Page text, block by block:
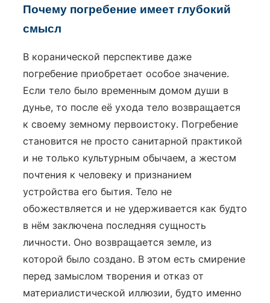
Почему погребение имеет глубокий
смысл
В коранической перспективе даже
погребение приобретает особое значение.
Если тело было временным домом души в
дунье, то после её ухода тело возвращается
к своему земному первоистоку. Погребение
становится не просто санитарной практикой
и не только культурным обычаем, а жестом
почтения к человеку и признанием
устройства его бытия. Тело не
обожествляется и не удерживается как будто
в нём заключена последняя сущность
личности. Оно возвращается земле, из
которой было создано. В этом есть смирение
перед замыслом творения и отказ от
материалистической иллюзии, будто именно